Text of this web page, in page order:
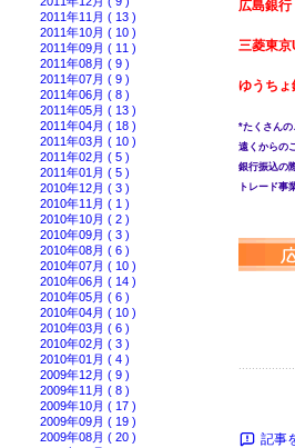
2011年11月 ( 13 )
2011年10月 ( 10 )
2011年09月 ( 11 )
2011年08月 ( 9 )
2011年07月 ( 9 )
2011年06月 ( 8 )
2011年05月 ( 13 )
2011年04月 ( 18 )
2011年03月 ( 10 )
2011年02月 ( 5 )
2011年01月 ( 5 )
2010年12月 ( 3 )
2010年11月 ( 1 )
2010年10月 ( 2 )
2010年09月 ( 3 )
2010年08月 ( 6 )
2010年07月 ( 10 )
2010年06月 ( 14 )
2010年05月 ( 6 )
2010年04月 ( 10 )
2010年03月 ( 6 )
2010年02月 ( 3 )
2010年01月 ( 4 )
2009年12月 ( 9 )
2009年11月 ( 8 )
2009年10月 ( 17 )
2009年09月 ( 19 )
2009年08月 ( 20 )
広島銀
三菱東
ゆうち
*たくさんの
遠くからの
銀行振込の
トレード事
記事